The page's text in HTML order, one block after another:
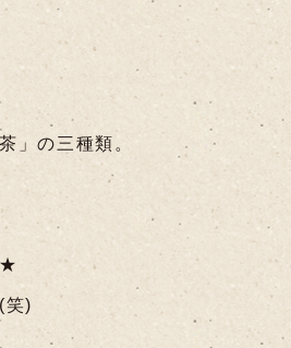
」の三種類。
★
笑)